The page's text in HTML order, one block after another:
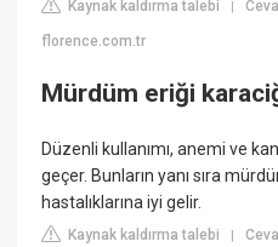
Kaynak kaldırma talebi |
florence.com.tr
Mürdüm eriği
Düzenli kullanımı, anemi ve
geçer. Bunların yanı sıra
hastalıklarına iyi gelir.
Kaynak kaldırma talebi |